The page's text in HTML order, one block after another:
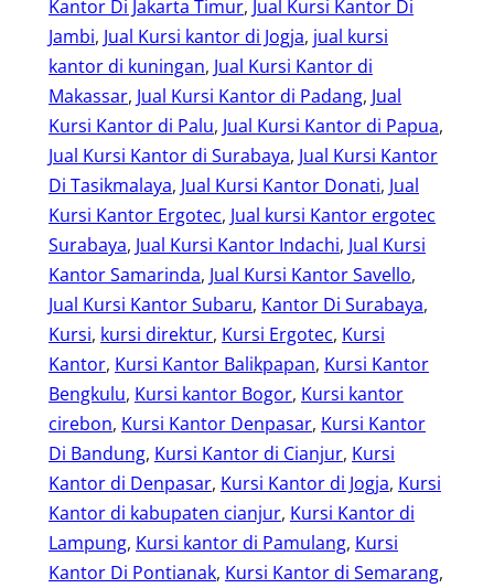
Kantor Di Jakarta Timur, Jual Kursi Kantor Di
Jambi, Jual Kursi kantor di Jogja, jual kursi
kantor di kuningan, Jual Kursi Kantor di
Makassar, Jual Kursi Kantor di Padang, Jual
Kursi Kantor di Palu, Jual Kursi Kantor di Papua
Jual Kursi Kantor di Surabaya, Jual Kursi Kantor
Di Tasikmalaya, Jual Kursi Kantor Donati, Jual
Kursi Kantor Ergotec, Jual kursi Kantor ergotec
Surabaya, Jual Kursi Kantor Indachi, Jual Kursi
Kantor Samarinda, Jual Kursi Kantor Savello
Jual Kursi Kantor Subaru, Kantor Di Surabaya
Kursi, kursi direktur, Kursi Ergotec, Kursi
Kantor, Kursi Kantor Balikpapan, Kursi Kantor
Bengkulu, Kursi kantor Bogor, Kursi kantor
cirebon, Kursi Kantor Denpasar, Kursi Kantor
Di Bandung, Kursi Kantor di Cianjur, Kursi
Kantor di Denpasar, Kursi Kantor di Jogja, Kursi
Kantor di kabupaten cianjur, Kursi Kantor di
Lampung, Kursi kantor di Pamulang, Kursi
Kantor Di Pontianak, Kursi Kantor di Semarang